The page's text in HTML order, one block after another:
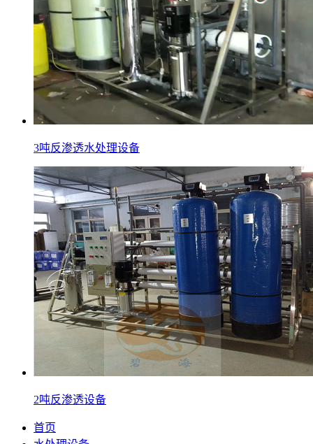
3吨反渗透水处理设备
2吨反渗透设备
首页